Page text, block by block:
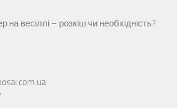
на весіллі – розкіш чи необхідність?